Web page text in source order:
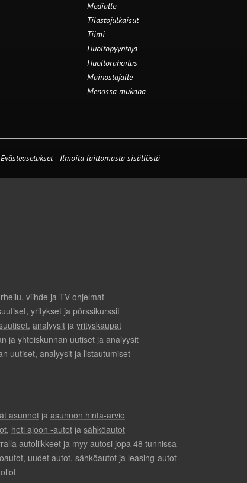
Medialle
Tilastojulkaisut
Tiimi
Huoltopyyntöjä
Huoltorahoitus
Mainostajalle
Menossa mukana
Evästeasetukset- Ilmoita laittomasta sisällöstä